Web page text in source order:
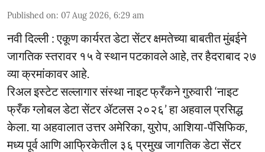
Published on: 07 Aug 2026, 6:29 am
नवी दिल्ली : एकूण कार्यरत डेटा सेंटर क्षमतेच्या बाबतीत मुंबईने
जागतिक स्तरावर १५ वे स्थान पटकावले आहे, तर हैदराबाद २७
व्या क्रमांकावर आहे.
रिअल इस्टेट सल्लागार संस्था नाइट फ्रँकने गुरुवारी ‘नाइट
फ्रँक ग्लोबल डेटा सेंटर ॲटलस २०२६’ हा अहवाल प्रसिद्ध
केला. या अहवालात उत्तर अमेरिका, युरोप, आशिया-पॅसिफिक,
मध्य पूर्व आणि आफ्रिकेतील ३६ प्रमुख जागतिक डेटा सेंटर